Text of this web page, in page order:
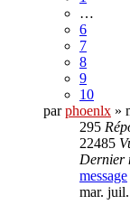
…
6
7
8
9
10
parphoenlx »
295
22485
Dernier
message
mar.